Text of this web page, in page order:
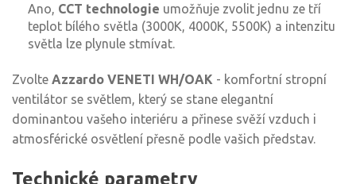
Ano, CCT technologie umožňuje zvolit jednu ze tří
teplot bílého světla (3000K, 4000K, 5500K) a intenzitu
světla lze plynule stmívat.
Zvolte Azzardo VENETI WH/OAK - komfortní stropní
ventilátor se světlem, který se stane elegantní
dominantou vašeho interiéru a přinese svěží vzduch i
atmosférické osvětlení přesně podle vašich představ.
Technické parametry